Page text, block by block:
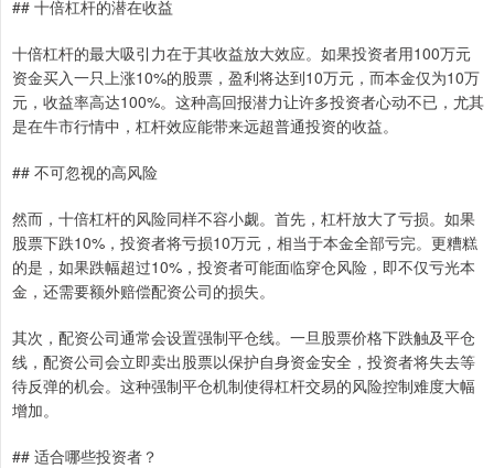
## 十倍杠杆的潜在收益
十倍杠杆的最大吸引力在于其收益放大效应。如果投资者用100万元
资金买入一只上涨10%的股票，盈利将达到10万元，而本金仅为10万
元，收益率高达100%。这种高回报潜力让许多投资者心动不已，尤其
是在牛市行情中，杠杆效应能带来远超普通投资的收益。
## 不可忽视的高风险
然而，十倍杠杆的风险同样不容小觑。首先，杠杆放大了亏损。如果
股票下跌10%，投资者将亏损10万元，相当于本金全部亏完。更糟糕
的是，如果跌幅超过10%，投资者可能面临穿仓风险，即不仅亏光本
金，还需要额外赔偿配资公司的损失。
其次，配资公司通常会设置强制平仓线。一旦股票价格下跌触及平仓
线，配资公司会立即卖出股票以保护自身资金安全，投资者将失去等
待反弹的机会。这种强制平仓机制使得杠杆交易的风险控制难度大幅
增加。
## 适合哪些投资者？